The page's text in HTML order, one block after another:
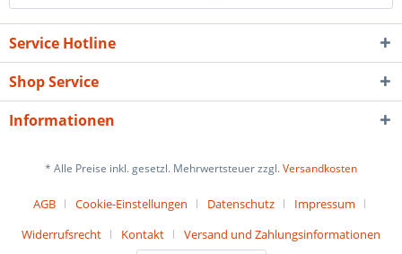
Service Hotline
Shop Service
Informationen
* Alle Preise inkl. gesetzl. Mehrwertsteuer zzgl.Versandkosten
AGB Cookie-Einstellungen Datenschutz
Impressum
Widerrufsrecht
Kontakt Versand und Zahlungsinformationen